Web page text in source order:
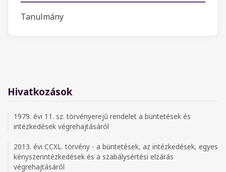
Tanulmány
Hivatkozások
1979. évi 11. sz. törvényerejű rendelet a büntetések és
intézkedések végrehajtásáról
2013. évi CCXL. törvény - a büntetések, az intézkedések, egyes
kényszerintézkedések és a szabálysértési elzárás
végrehajtásáról